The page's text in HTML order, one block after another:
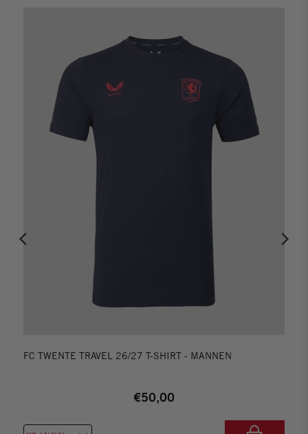
FC TWENTE TRAVEL 26/27 T-SHIRT - MANNEN
€50,00